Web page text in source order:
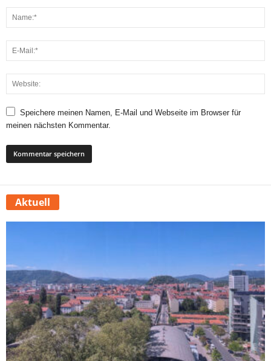
Speichere meinen Namen, E-Mail und Webseite im Browser für
meinen nächsten Kommentar.
Aktuell